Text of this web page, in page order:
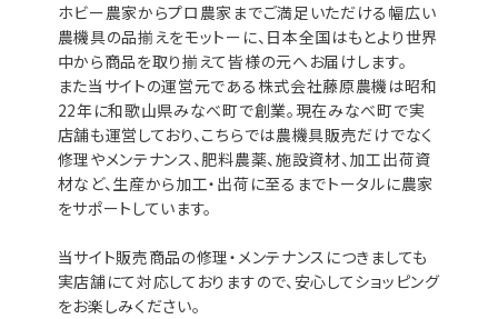
ホビー農家からプロ農家までご満足いただける幅広い
農機具の品揃えをモットーに、日本全国はもとより世界
中から商品を取り揃えて皆様の元へお届けします。
また当サイトの運営元である株式会社藤原農機は昭和
22年に和歌山県みなべ町で創業。現在みなべ町で実
店舗も運営しており、こちらでは農機具販売だけでなく
修理やメンテナンス、肥料農薬、施設資材、加工出荷資
材など、生産から加工・出荷に至るまでトータルに農家
をサポートしています。
当サイト販売商品の修理・メンテナンスにつきましても
実店舗にて対応しておりますので、安心してショッピング
をお楽しみください。